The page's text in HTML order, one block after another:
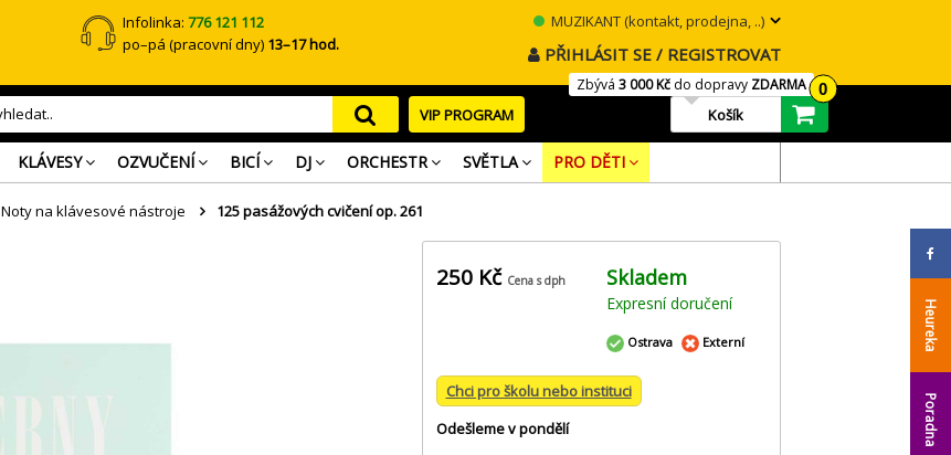
Infolinka:776 121 112
po–pá (pracovní dny) 13–17 hod.
MUZIKANT (kontakt, prodejna, ..)
PŘIHLÁSIT SE / REGISTROVAT
VIP PROGRAM
Zbývá 3 000 Kčdo dopravy ZDARMA 0
Košík
KLÁVESY OZVUČENÍ BICÍ DJ ORCHESTR SVĚTLA PRO DĚTI
Heureka
Poradna
Noty na klávesové nástroje 125 pasážových cvičení op. 261
250 Kč Cena s dph Skladem
Expresní doručení
Ostrava Externí
Chci pro školu nebo instituci
Odešleme v pondělí